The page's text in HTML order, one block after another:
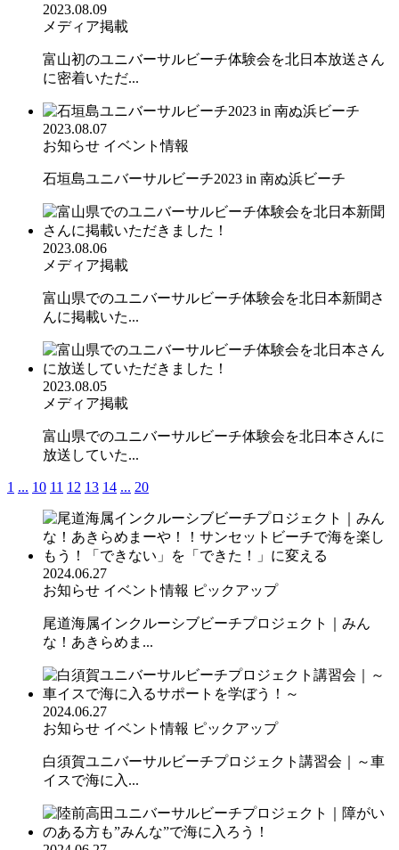
2023.08.09
メディア掲載
富山初のユニバーサルビーチ体験会を北日本放送さん
に密着いただ...
2023.08.07
お知らせ イベント情報
石垣島ユニバーサルビーチ2023 in 南ぬ浜ビーチ
2023.08.06
メディア掲載
富山県でのユニバーサルビーチ体験会を北日本新聞さ
んに掲載いた...
2023.08.05
メディア掲載
富山県でのユニバーサルビーチ体験会を北日本さんに
放送していた...
1 ... 10 11 12 13 14 ... 20
2024.06.27
お知らせ イベント情報 ピックアップ
尾道海属インクルーシブビーチプロジェクト｜みん
な！あきらめま...
2024.06.27
お知らせ イベント情報 ピックアップ
白須賀ユニバーサルビーチプロジェクト講習会｜～車
イスで海に入...